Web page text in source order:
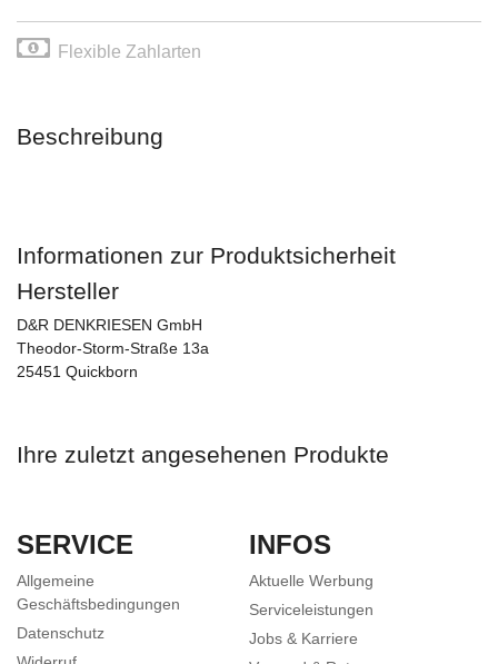
Flexible Zahlarten
Beschreibung
Informationen zur Produktsicherheit
Hersteller
D&R DENKRIESEN GmbH
Theodor-Storm-Straße 13a
25451 Quickborn
Ihre zuletzt angesehenen Produkte
SERVICE
Allgemeine
Geschäftsbedingungen
Datenschutz
INFOS
Aktuelle Werbung
Serviceleistungen
Jobs & Karriere